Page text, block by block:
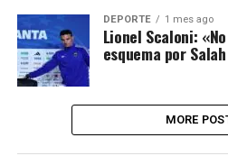
DEPORTE 1 mes ago
Lionel Scaloni:
esquema por
MORE